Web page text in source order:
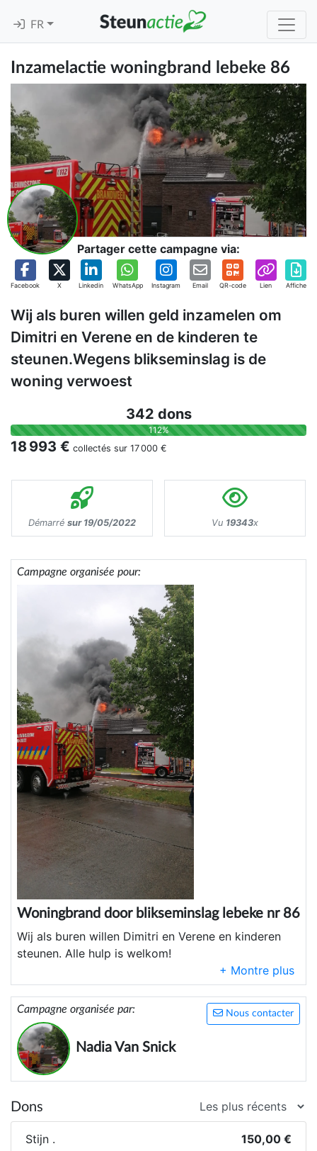
FR
Inzamelactie woningbrand lebeke 86
Partager cette campagne via:
Facebook X Linkedin WhatsApp Instagram Email QR-code Lien Affiche
Wij als buren willen geld inzamelen om
Dimitri en Verene en de kinderen te
steunen.Wegens blikseminslag is de
woning verwoest
342 dons
112%
18 993 € collectés sur 17 000 €
Démarré sur 19/05/2022 Vu 19343x
Campagne organisée pour:
Woningbrand door blikseminslag lebeke nr 86
Wij als buren willen Dimitri en Verene en kinderen
steunen. Alle hulp is welkom!
Nous contacter
Campagne organisée par:
Nadia Van Snick
Dons
Stijn . 150,00 €